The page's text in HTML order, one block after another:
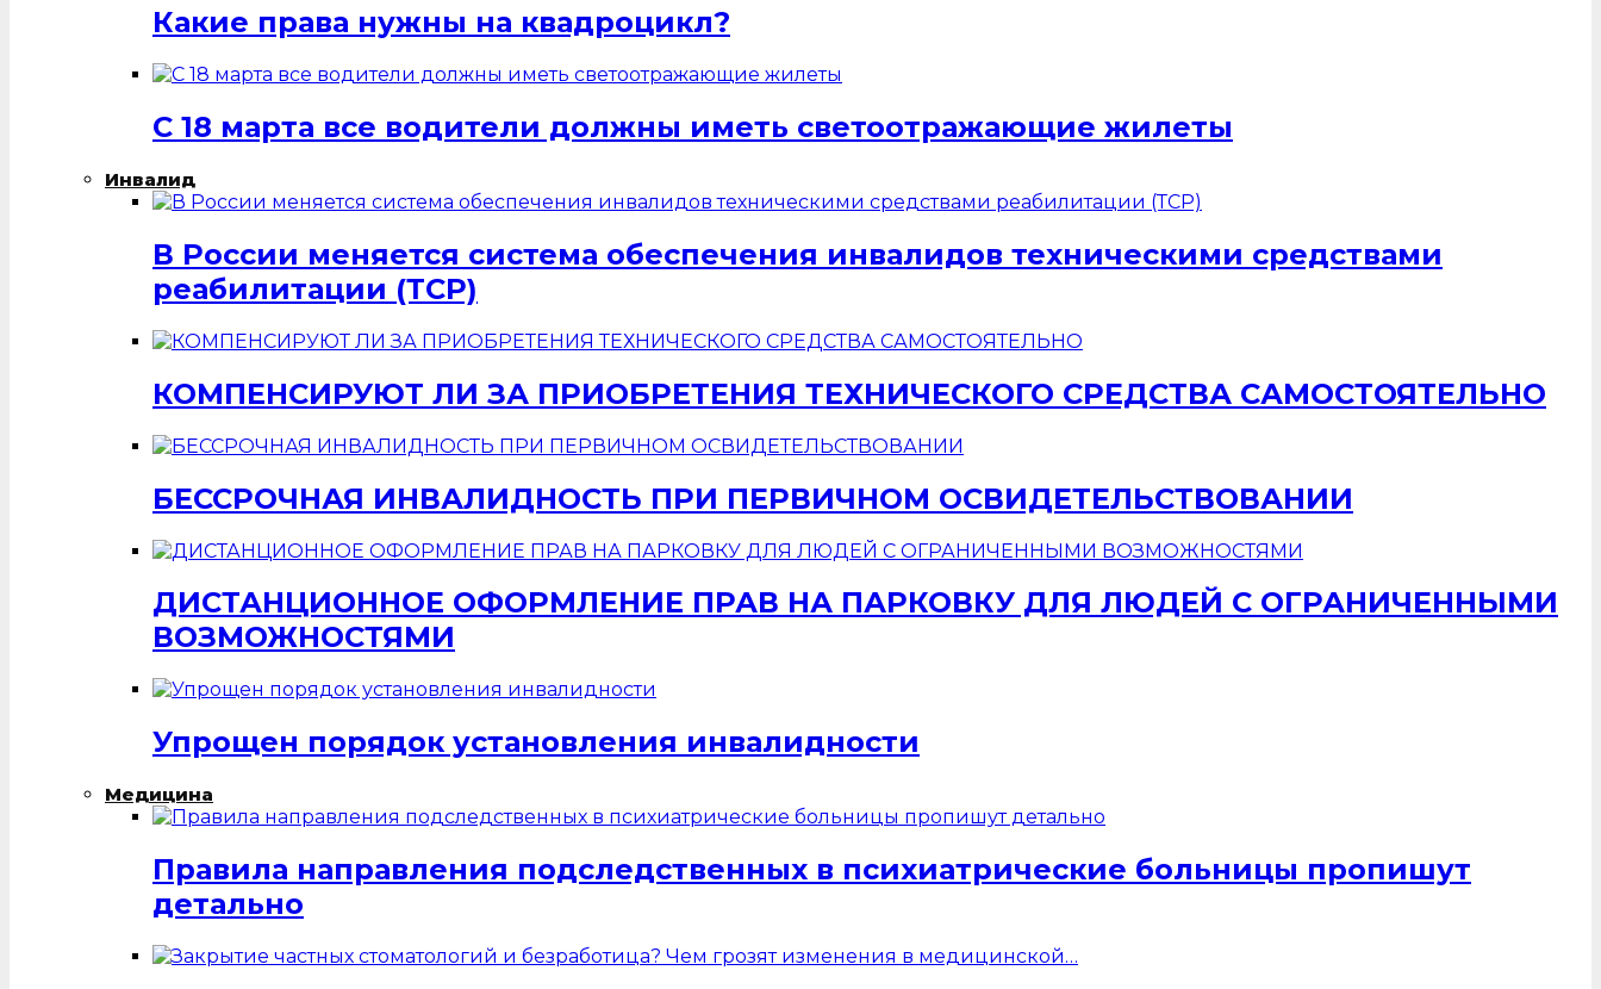
Какие права нужны на квадроцикл?
С 18 марта все водители должны иметь светоотражающие жилеты
Инвалид
В России меняется система обеспечения инвалидов техническими средствами
реабилитации (ТСР)
КОМПЕНСИРУЮТ ЛИ ЗА ПРИОБРЕТЕНИЯ ТЕХНИЧЕСКОГО СРЕДСТВА САМОСТОЯТЕЛЬНО
БЕССРОЧНАЯ ИНВАЛИДНОСТЬ ПРИ ПЕРВИЧНОМ ОСВИДЕТЕЛЬСТВОВАНИИ
ДИСТАНЦИОННОЕ ОФОРМЛЕНИЕ ПРАВ НА ПАРКОВКУ ДЛЯ ЛЮДЕЙ С ОГРАНИЧЕННЫМИ
ВОЗМОЖНОСТЯМИ
Упрощен порядок установления инвалидности
Медицина
Правила направления подследственных в психиатрические больницы пропишут
детально